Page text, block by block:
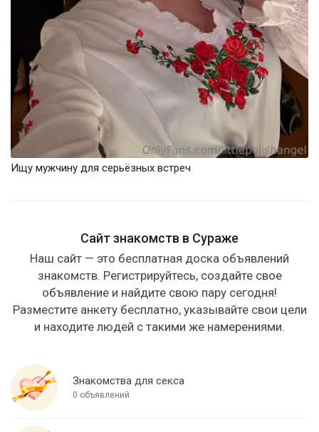
Ищу мужчину для серьёзных встреч
Сайт знакомств в Сураже
Наш сайт — это бесплатная доска объявлений
знакомств. Регистрируйтесь, создайте свое
объявление и найдите свою пару сегодня!
Разместите анкету бесплатно, указывайте свои цели
и находите людей с такими же намерениями.
Знакомства для секса
0 объявлений